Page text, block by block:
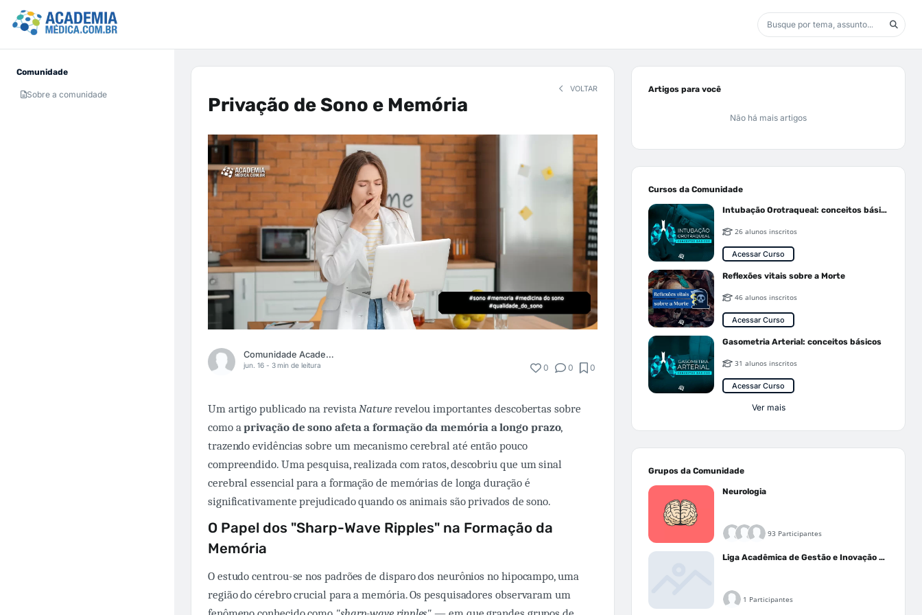
Comunidade
Sobre a comunidade
VOLTAR
Privação de Sono e Memória
Comunidade Academia Médica
jun. 16 - 3 min de leitura 0 0 0
Um artigo publicado na revista Naturerevelou importantes descobertas sobre
como aprivação de sono afeta a formação da memória a longo prazo,
trazendo evidências sobre um mecanismo cerebral até então pouco
compreendido. Uma pesquisa, realizada com ratos, descobriu que um sinal
cerebral essencial para a formação de memórias de longa duração é
significativamente prejudicado quando os animais são privados de sono.
O Papel dos "Sharp-Wave Ripples" na Formação da
Memória
O estudo centrou-se nos padrões de disparo dos neurônios no hipocampo, uma
região do cérebro crucial para a memória. Os pesquisadores observaram um
Artigos para você
Não há mais artigos
Cursos da Comunidade
Intubação Orotraqueal: conceitos básicos
26 alunos inscritos
Acessar Curso
Reflexões vitais sobre a Morte
46 alunos inscritos
Acessar Curso
Gasometria Arterial: conceitos básicos
31 alunos inscritos
Acessar Curso
Ver mais
Grupos da Comunidade
Neurologia
93 Participantes
Liga Acadêmica de Gestão e Inovação Médica - LAGIM
1 Participantes